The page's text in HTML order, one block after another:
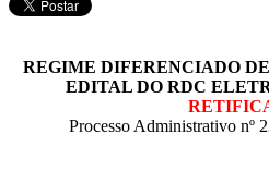
REGIME DIFERENCIADO
EDITAL DO RDC
Processo Administrativo nº